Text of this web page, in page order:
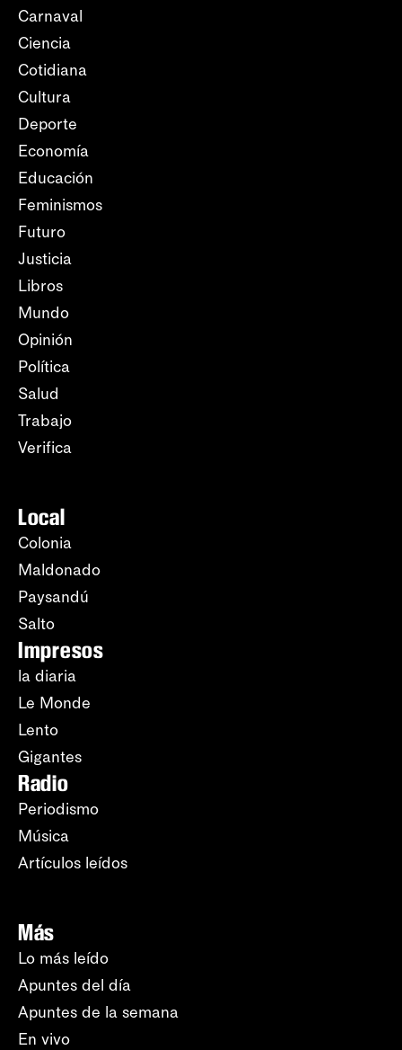
Carnaval
Ciencia
Cotidiana
Cultura
Deporte
Economía
Educación
Feminismos
Futuro
Justicia
Libros
Mundo
Opinión
Política
Salud
Trabajo
Verifica
Local
Colonia
Maldonado
Paysandú
Salto
Impresos
la diaria
Le Monde
Lento
Gigantes
Radio
Periodismo
Música
Artículos leídos
Más
Lo más leído
Apuntes del día
Apuntes de la semana
En vivo